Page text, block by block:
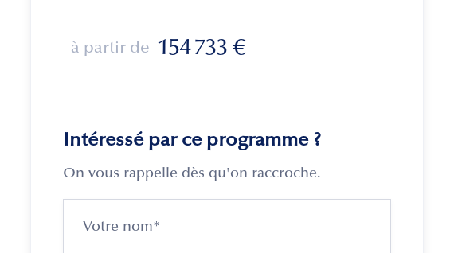
à partir de 154 733 €
Intéressé par ce programme ?
On vous rappelle dès qu'on raccroche.